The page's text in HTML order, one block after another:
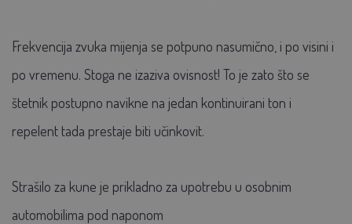
Frekvencija zvuka mijenja se potpuno nasumično, i po visini i
po vremenu. Stoga ne izaziva ovisnost! To je zato što se
štetnik postupno navikne na jedan kontinuirani ton i
repelent tada prestaje biti učinkovit.
Strašilo za kune je prikladno za upotrebu u osobnim
automobilima pod naponom